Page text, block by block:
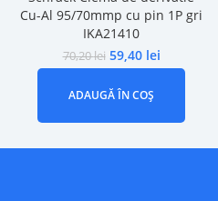
Cu-Al 95/70mmp cu pin 1P gri
IKA21410
70,20lei 59,40 lei
ADAUGĂ ÎN COȘ